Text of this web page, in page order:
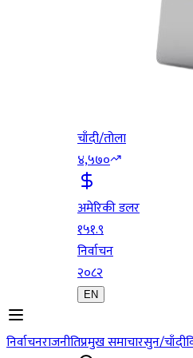
चाँदी/तोला
४,५७०
अमेरिकी डलर
१५१.९
निर्वाचन
२०८२
EN
निर्वाचनराजनीतिप्रमुख समाचारसुन/चाँदी